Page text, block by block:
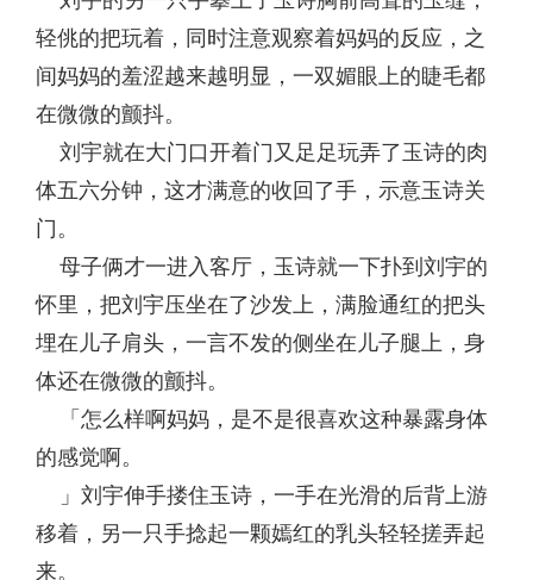
轻佻的把玩着，同时注意观察着妈妈的反应，之
间妈妈的羞涩越来越明显，一双媚眼上的睫毛都
在微微的颤抖。
刘宇就在大门口开着门又足足玩弄了玉诗的肉
体五六分钟，这才满意的收回了手，示意玉诗关
门。
母子俩才一进入客厅，玉诗就一下扑到刘宇的
怀里，把刘宇压坐在了沙发上，满脸通红的把头
埋在儿子肩头，一言不发的侧坐在儿子腿上，身
体还在微微的颤抖。
「怎么样啊妈妈，是不是很喜欢这种暴露身体
的感觉啊。
」刘宇伸手搂住玉诗，一手在光滑的后背上游
移着，另一只手捻起一颗嫣红的乳头轻轻搓弄起
来。